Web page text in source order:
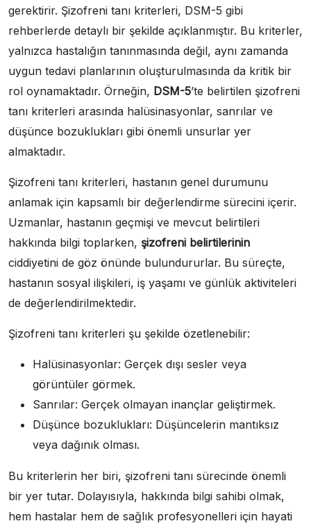
gerektirir. Şizofreni tanı kriterleri, DSM-5 gibi
rehberlerde detaylı bir şekilde açıklanmıştır. Bu kriterler,
yalnızca hastalığın tanınmasında değil, aynı zamanda
uygun tedavi planlarının oluşturulmasında da kritik bir
rol oynamaktadır. Örneğin, DSM-5’te belirtilen şizofreni
tanı kriterleri arasında halüsinasyonlar, sanrılar ve
düşünce bozuklukları gibi önemli unsurlar yer
almaktadır.
Şizofreni tanı kriterleri, hastanın genel durumunu
anlamak için kapsamlı bir değerlendirme sürecini içerir.
Uzmanlar, hastanın geçmişi ve mevcut belirtileri
hakkında bilgi toplarken, şizofreni belirtilerinin
ciddiyetini de göz önünde bulundururlar. Bu süreçte,
hastanın sosyal ilişkileri, iş yaşamı ve günlük aktiviteleri
de değerlendirilmektedir.
Şizofreni tanı kriterleri şu şekilde özetlenebilir:
Halüsinasyonlar: Gerçek dışı sesler veya
görüntüler görmek.
Sanrılar: Gerçek olmayan inançlar geliştirmek.
Düşünce bozuklukları: Düşüncelerin mantıksız
veya dağınık olması.
Bu kriterlerin her biri, şizofreni tanı sürecinde önemli
bir yer tutar. Dolayısıyla, hakkında bilgi sahibi olmak,
hem hastalar hem de sağlık profesyonelleri için hayati